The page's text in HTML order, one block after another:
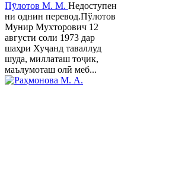
Пӯлотов М. М. Недоступен
ни однин перевод.Пўлотов
Мунир Мухторович 12
августи соли 1973 дар
шаҳри Хуҷанд таваллуд
шуда, миллаташ тоҷик,
маълумоташ олӣ меб...